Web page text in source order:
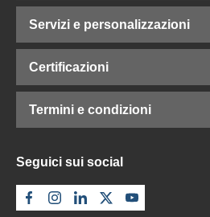
Servizi e personalizzazioni
Certificazioni
Termini e condizioni
Seguici sui social